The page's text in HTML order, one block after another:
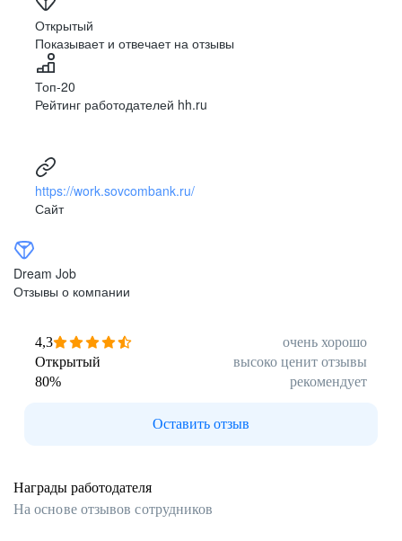
Открытый
Показывает и отвечает на отзывы
Топ-20
Рейтинг работодателей hh.ru
https://work.sovcombank.ru/
Сайт
Dream Job
Отзывы о компании
4,3
очень хорошо
Открытый
высоко ценит отзывы
80% рекомендует
Оставить отзыв
Награды работодателя
На основе отзывов сотрудников